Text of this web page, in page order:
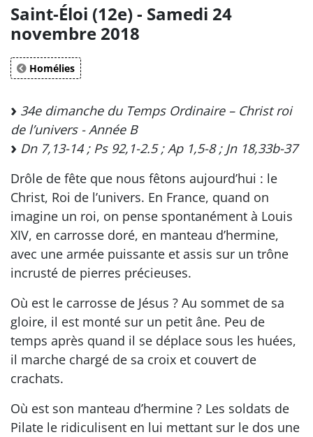
Saint-Éloi (12e) - Samedi 24
novembre 2018
Homélies
34e dimanche du Temps Ordinaire – Christ roi
de l’univers - Année B
Dn 7,13-14 ; Ps 92,1-2.5 ; Ap 1,5-8 ; Jn 18,33b-37
Drôle de fête que nous fêtons aujourd’hui : le
Christ, Roi de l’univers. En France, quand on
imagine un roi, on pense spontanément à Louis
XIV, en carrosse doré, en manteau d’hermine,
avec une armée puissante et assis sur un trône
incrusté de pierres précieuses.
Où est le carrosse de Jésus ? Au sommet de sa
gloire, il est monté sur un petit âne. Peu de
temps après quand il se déplace sous les huées,
il marche chargé de sa croix et couvert de
crachats.
Où est son manteau d’hermine ? Les soldats de
Pilate le ridiculisent en lui mettant sur le dos une